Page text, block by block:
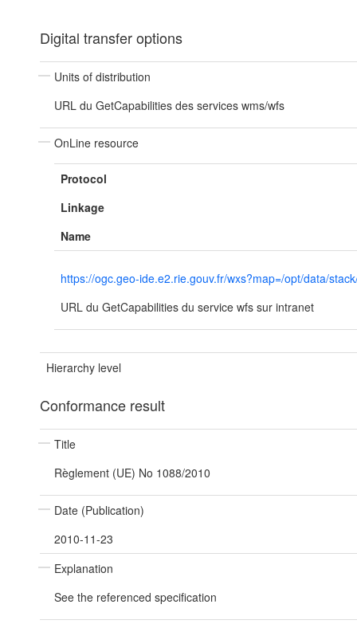
Digital transfer options
Units of distribution
URL du GetCapabilities des services wms/wfs
OnLine resource
Protocol
Linkage
Name
https://ogc.geo-ide.e2.rie.gouv.fr/wxs?map=/opt/data/
URL du GetCapabilities du service wfs sur intranet
Hierarchy level
Conformance result
Title
Règlement (UE) No 1088/2010
Date (Publication)
2010-11-23
Explanation
See the referenced specification